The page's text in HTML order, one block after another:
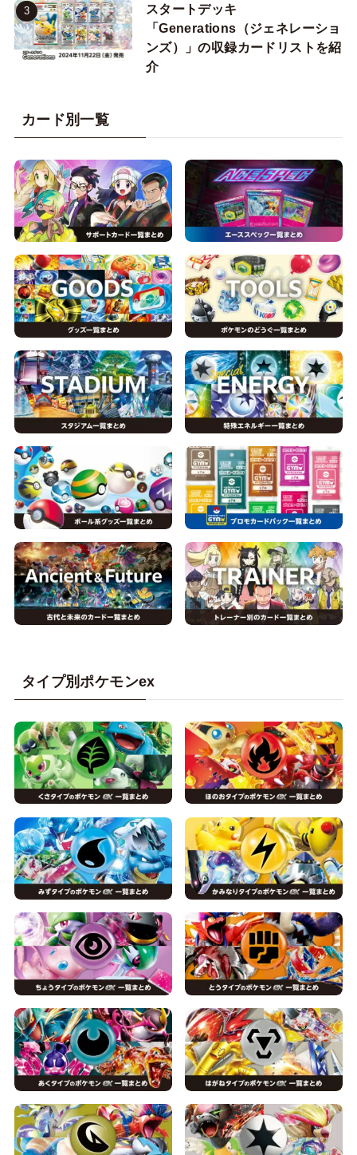
スタートデッキ
「Generations（ジェネレーショ
ンズ）」の収録カードリストを紹
介
カード別一覧
タイプ別ポケモンex